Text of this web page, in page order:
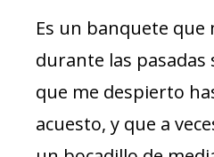
Es un banquete que
durante las pasadas
que me despierto
acuesto, y que a